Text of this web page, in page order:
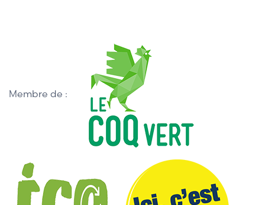
Membre de :